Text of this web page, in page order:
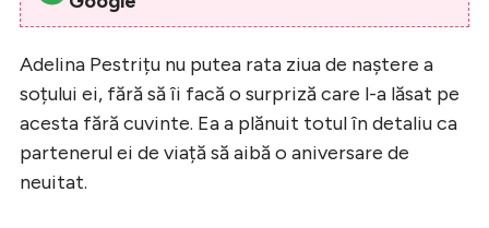
Adelina Pestrițu nu putea rata ziua de naștere a
soțului ei, fără să îi facă o surpriză care l-a lăsat pe
acesta fără cuvinte. Ea a plănuit totul în detaliu ca
partenerul ei de viață să aibă o aniversare de
neuitat.